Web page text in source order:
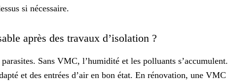
si nécessaire.
après des travaux d’isolation ?
Sans VMC, l’humidité et les polluants s’accumulent.
et des entrées d’air en bon état. En rénovation, une VMC